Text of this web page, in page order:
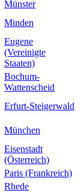
Münster
Minden
Eugene
(Vereinigte
Staaten)
Bochum-
Wattenscheid
Erfurt-Steigerwald
München
Eisenstadt
(Österreich)
Paris (Frankreich)
Rhede